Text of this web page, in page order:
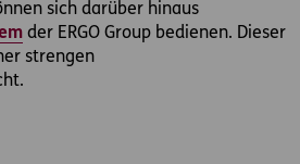
sich darüber hinaus
der ERGO Group bedienen. Dieser
strengen